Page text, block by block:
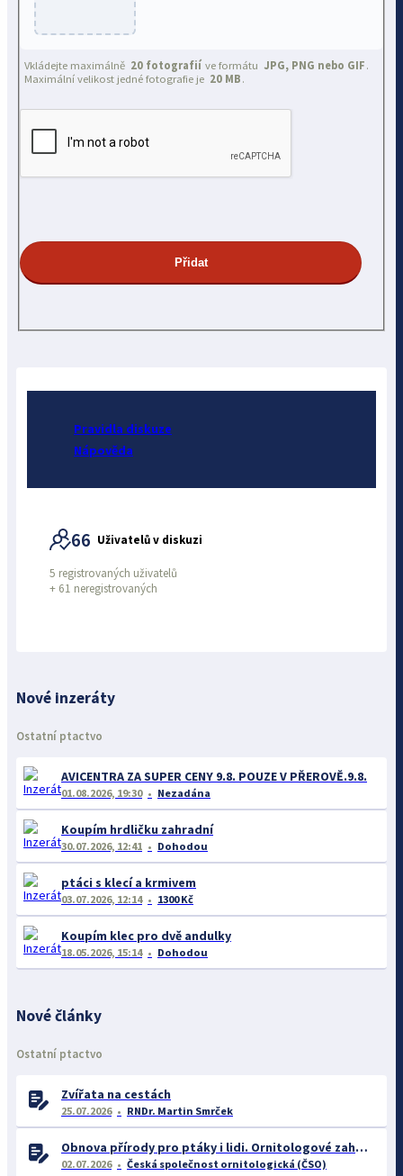
Vkládejte maximálně 20 fotografií ve formátu JPG, PNG nebo GIF .
Maximální velikost jedné fotografie je 20 MB .
Pravidla diskuze
Nápověda
66 Uživatelů v diskuzi
5 registrovaných uživatelů
+ 61 neregistrovaných
Nové inzeráty
Ostatní ptactvo
AVICENTRA ZA SUPER CENY 9.8. POUZE V PŘEROVĚ.9.8.
01.08.2026, 19:30 Nezadána
Koupím hrdličku zahradní
30.07.2026, 12:41 Dohodou
ptáci s klecí a krmivem
03.07.2026, 12:14 1300 Kč
Koupím klec pro dvě andulky
18.05.2026, 15:14 Dohodou
Nové články
Ostatní ptactvo
Zvířata na cestách
25.07.2026 RNDr. Martin Smrček
Obnova přírody pro ptáky i lidi. Ornitologové zahájili důležitý projekt pro rozvoj Střimické výsypky
02.07.2026 Česká společnost ornitologická (ČSO)